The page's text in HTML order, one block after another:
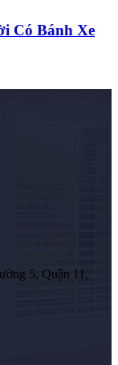
Có Bánh Xe
5, Quận 11,